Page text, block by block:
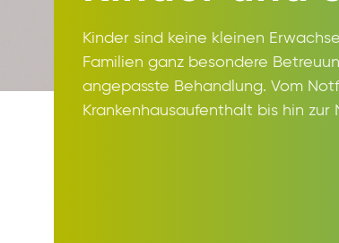
Kinder sind keine kleinen
Familien ganz besondere
angepasste Behandlung. Vom
Krankenhausaufenthalt bis hin zur